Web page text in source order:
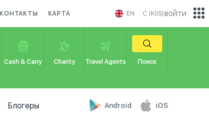
КОНТАКТЫ КАРТА EN С (KGS)
Cash & Carry Charity Travel Agents Поиск
Блогеры Android iOS
войти